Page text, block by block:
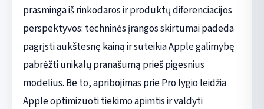
prasminga iš rinkodaros ir produktų diferenciacijos
perspektyvos: techninės įrangos skirtumai padeda
pagrįsti aukštesnę kainą ir suteikia Apple galimybę
pabrėžti unikalų pranašumą prieš pigesnius
modelius. Be to, apribojimas prie Pro lygio leidžia
Apple optimizuoti tiekimo apimtis ir valdyti